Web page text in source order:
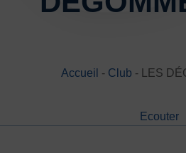
ACCUEIL
Les Boutiques F.S.G.T
Accueil - Club - LES
Ecouter